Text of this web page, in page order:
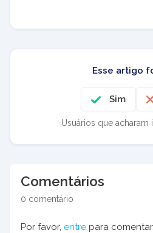
Esse artigo
Sim
Usuários que acharam
Comentários
0 comentário
Por favor, entre para comentar.